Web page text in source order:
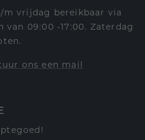
m vrijdag bereikbaar via
09:00 -17:00. Zaterdag
ons een mail